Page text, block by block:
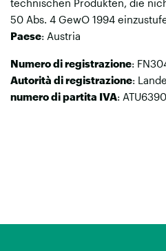
technischen Produkten, die
50 Abs. 4 GewO 1994
Paese: Austria
Numero di registrazione:
Autorità di registrazione:
numero di partita IVA: